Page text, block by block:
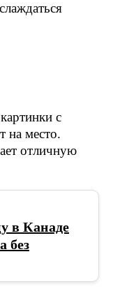
с
на место.
отличную
в Канаде
без